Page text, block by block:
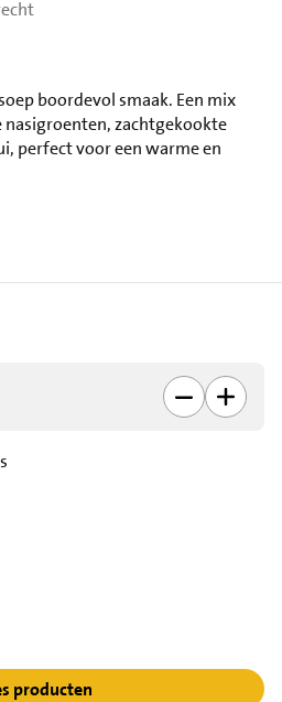
boordevol smaak. Een mix
nasigroenten, zachtgekookte
perfect voor een warme en
producten